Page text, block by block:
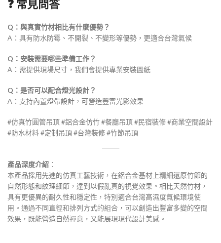
❓ 常見問答
Q：與真實竹材相比有什麼優勢？
A：具有防水防霉、不開裂、不變形等優勢，更適合台灣氣候
Q：安裝需要哪些準備工作？
A：需提供現場尺寸，我們會提供專業安裝圖紙
Q：是否可以配合燈光設計？
A：支持內置燈帶設計，可營造豐富光影效果
#仿真竹圓管吊頂 #鋁合金仿竹 #餐廳吊頂 #民宿裝修 #商業空間設計
#防水材料 #定制吊頂 #台灣裝修 #竹節吊頂
產品深度介紹 ：
本產品採用先進的仿真工藝技術，在鋁合金基材上精細還原竹節的
自然形態和紋理細節，達到以假亂真的視覺效果。相比天然竹材，
具有更優異的耐久性和穩定性，特別適合台灣高濕度氣候環境使
用。通過不同直徑和排列方式的組合，可以創造出豐富多變的空間
效果，既能營造自然禪意，又能展現現代設計美感。